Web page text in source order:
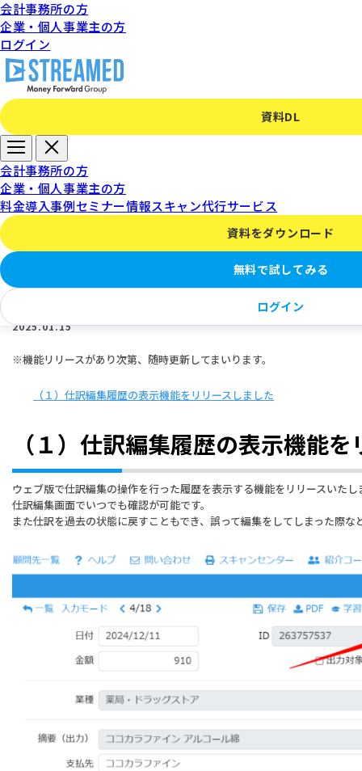
会計事務所の方
企業・個人事業主の方
ログイン
資料DL
会計事務所の方
企業・個人事業主の方
料金導入事例セミナー情報スキャン代行サービス
資料をダウンロード
無料で試してみる
ログイン
アップデートのお知らせ
【STREAMED】アップデートのお知らせ（2025
年1月）
2025.01.15
※機能リリースがあり次第、随時更新してまいります。
（１）仕訳編集履歴の表示機能をリリースしました
（１）仕訳編集履歴の表示機能
ウェブ版で仕訳編集の操作を行った履歴を表示する機能をリリースいたし
仕訳編集画面でいつでも確認が可能です。
また仕訳を過去の状態に戻すこともでき、誤って編集をしてしまった際な